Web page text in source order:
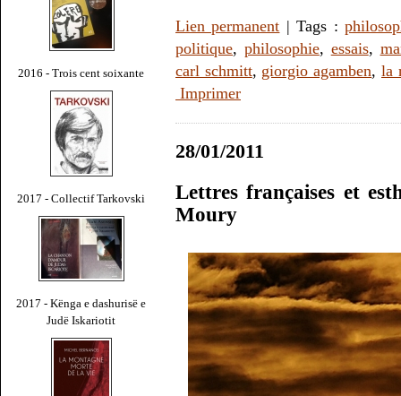
2016 - Trois cent soixante
2017 - Collectif Tarkovski
2017 - Kënga e dashurisë e
Judë Iskariotit
Lien permanent | Tags :
politique, philosophie, essais,
carl schmitt, giorgio agamben, la
Imprimer
28/01/2011
Lettres françaises et
Moury